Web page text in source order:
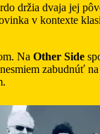
držia dvaja jej
v kontexte
Na Other Side
zabudnúť